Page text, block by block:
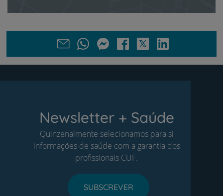
Newsletter + Saúde
Quinzenalmente selecionamos para si
informações de saúde com a garantia dos
profissionais CUF.
SUBSCREVER